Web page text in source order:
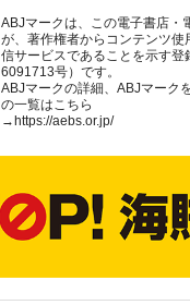
ABJマークは、この電子書店・
が、著作権者からコンテンツ使
信サービスであることを示す登
6091713号）です。
ABJマークの詳細、ABJマーク
の一覧はこちら
→ https://aebs.or.jp/